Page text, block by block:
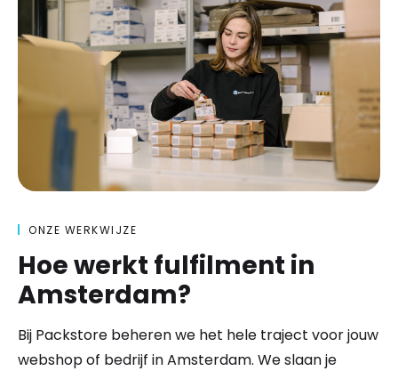
ONZE WERKWIJZE
Hoe werkt fulfilment in
Amsterdam?
Bij Packstore beheren we het hele traject voor jouw
webshop of bedrijf in Amsterdam. We slaan je